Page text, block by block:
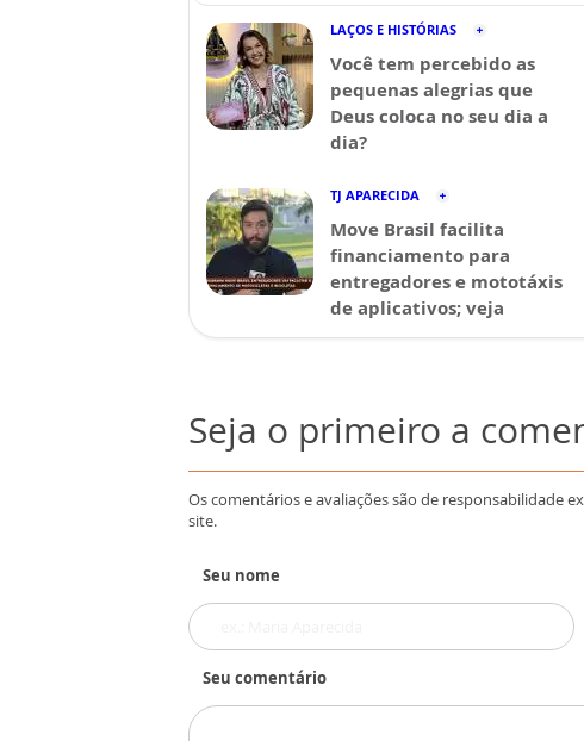
LAÇOS E HISTÓRIAS
Você tem percebido as
pequenas alegrias que
Deus coloca no seu dia a
dia?
TJ APARECIDA
Move Brasil facilita
financiamento para
entregadores e mototáxis
de aplicativos; veja
Seja o primeiro a
Os comentários e avaliações são de responsabilidade
site.
Seu nome
Seu comentário